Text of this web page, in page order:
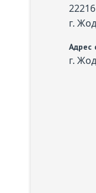
г.
Адрес
г.